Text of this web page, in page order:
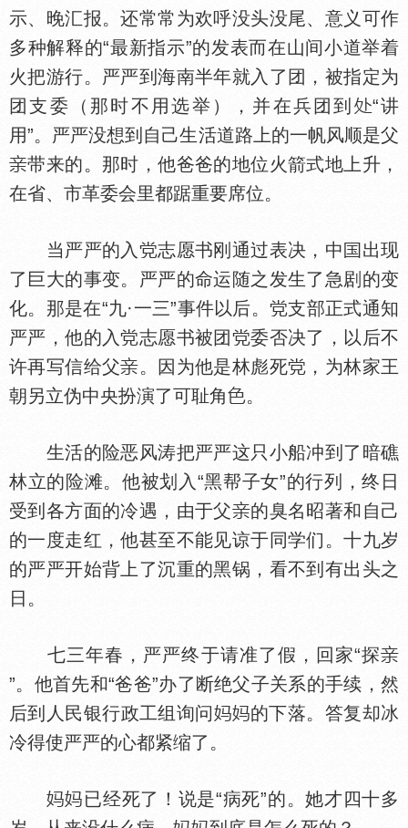
示、晚汇报。还常常为欢呼没头没尾、意义可作
多种解释的“最新指示”的发表而在山间小道举着
火把游行。严严到海南半年就入了团，被指定为
团支委（那时不用选举），并在兵团到
“讲
用”。严严没想到自己生活道路上的一帆风顺是父
带来的。那时，他爸爸的地位火箭式地上升，
在省、市革委会里都踞重要席位。
当严严的入 志愿书刚通过表决，中
出现
了巨大的事变。严严的命运随之发生了急剧的变
化。那是在“九·一三”事件以后。
支部正式通知
严严，他的入
志愿书被团
委否决了，以后不
许再写信给父
。因为他是林彪死
，为林家王
朝另立伪中央扮演了可耻角
。
生活的险恶风涛把严严这只小船冲到了暗礁
林立的险滩。他被划入“黑帮子女”的行列，终日
受到各方面的冷遇，由于父
的臭名昭著和自己
的一度走红，他甚至不能见谅于同学们。十九岁
的严严开始背上了沉重的黑锅，看不到有出头之
日。
七三年春，严严终于请准了假，回家“探
”。他首先和“爸爸”办了断绝父子关系的手续，然
后到人民银行政工组询问
的下落。答复却冰
冷得使严严的心都紧缩了。
已经死了！说是“病死”的。她才四十多